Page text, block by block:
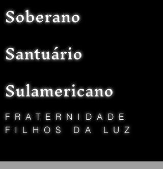
Soberano
Santuário
Sulamericano
FRATERNIDADE
FILHOS DA LUZ